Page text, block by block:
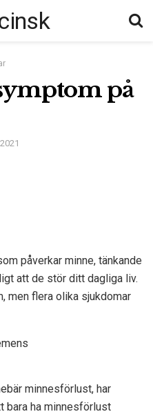
på
påverkar minne, tänkande
att de stör ditt dagliga liv.
men flera olika sjukdomar
minnesförlust, har
bara ha minnesförlust